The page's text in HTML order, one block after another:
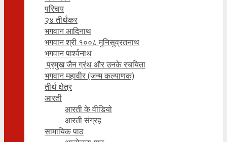
परिचय
२४ तीर्थंकर
भगवान आदिनाथ
भगवान श्री १००८ मुनिसुव्रतनाथ
भगवान पार्श्वनाथ
प्रमुख जैन ग्रंथ और उनके रचयिता
भगवान महावीर (जन्म कल्याणक)
तीर्थ क्षेत्र
आरती
आरती के वीडियो
आरती संग्रह
सामायिक पाठ